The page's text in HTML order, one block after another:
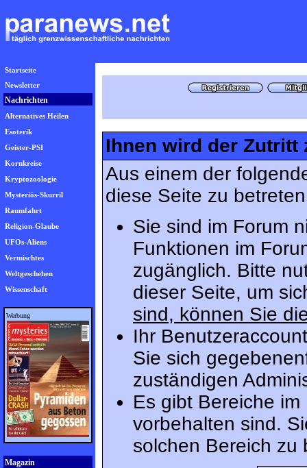
Startseite
Newsletter
Nachrichten
Alternatives Heilen
Esoterik
Geister-PSI
Kornkreise
Kryptozoologie
Mysteriös-Skurril
Raumfahrt
Religion-Glaube
UFOs-Aliens
Vermischtes
Weltgeschehen
Wissenschaft
Werbung
Magazin
Ihnen wird der Zutritt
Aus einem der
diese Seite zu
Sie sind im Forum
Funktionen im
zugänglich. Bitte
dieser Seite, um
sind, können Sie
Ihr
Sie sich
zuständigen
Es gibt Bereiche
vorbehalten sind.
solchen Bereich zu